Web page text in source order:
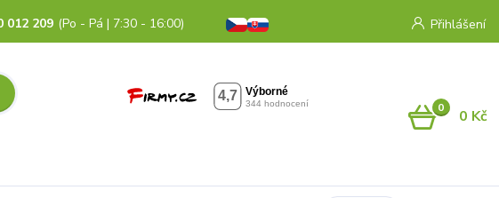
Přihlášení
012 209 (Po - Pá | 7:30 - 16:00)
0 0 Kč